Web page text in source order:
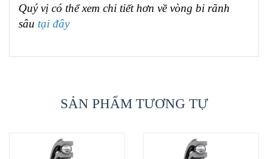
Quý vị có thể xem chi tiết hơn về vòng bi rãnh
sâu tại đây
SẢN PHẨM TƯƠNG TỰ